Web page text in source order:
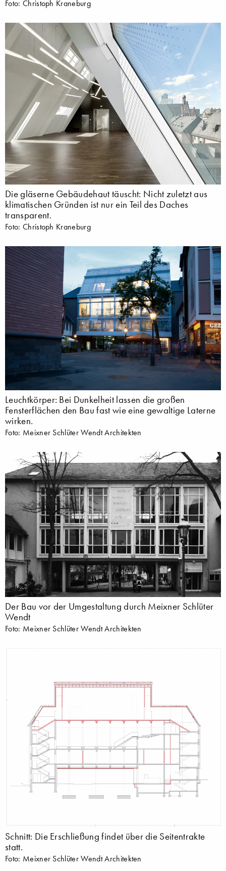
Foto: Christoph Kraneburg
Die gläserne Gebäudehaut täuscht: Nicht zuletzt aus
klimatischen Gründen ist nur ein Teil des Daches
transparent.
Foto: Christoph Kraneburg
Leuchtkörper: Bei Dunkelheit lassen die großen
Fensterflächen den Bau fast wie eine gewaltige Laterne
wirken.
Foto: Meixner Schlüter Wendt Architekten
Der Bau vor der Umgestaltung durch Meixner Schlüter
Wendt
Foto: Meixner Schlüter Wendt Architekten
Schnitt: Die Erschließung findet über die Seitentrakte
statt.
Foto: Meixner Schlüter Wendt Architekten